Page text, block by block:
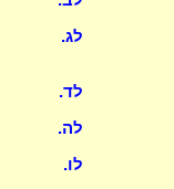
לג.
לד.
לה.
לו.